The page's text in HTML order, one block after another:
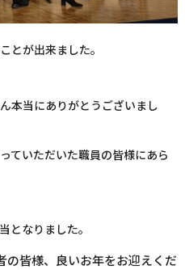
とが出来ました。
本当にありがとうございまし
ていただいた職員の皆様にあら
となりました。
の皆様、良いお年をお迎えくだ